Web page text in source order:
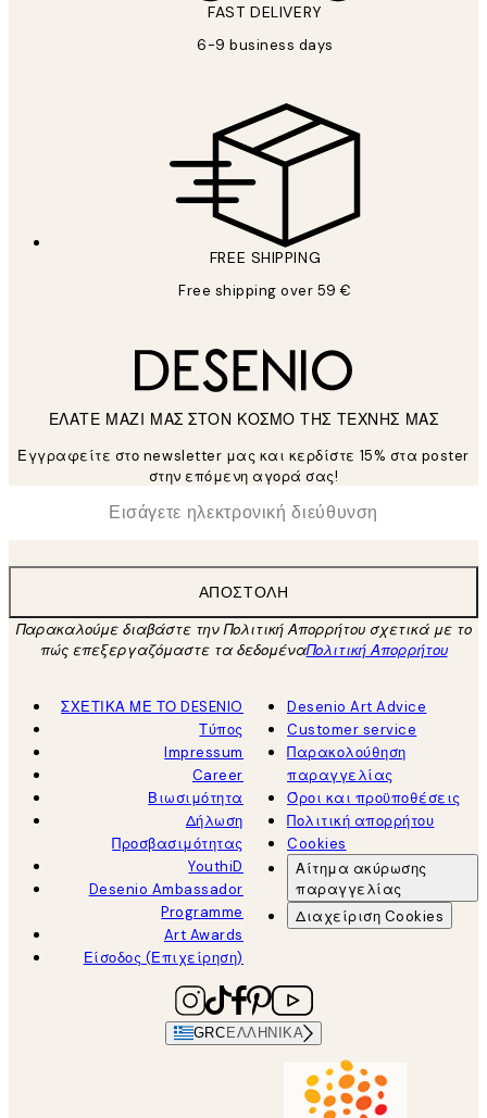
FAST DELIVERY
6-9 business days
FREE SHIPPING
Free shipping over 59 €
ΕΛΑΤΕ ΜΑΖΙ ΜΑΣ ΣΤΟΝ ΚΟΣΜΟ ΤΗΣ ΤΕΧΝΗΣ ΜΑΣ
Εγγραφείτε στο newsletter μας και κερδίστε 15% στα poster
στην επόμενη αγορά σας!
Ηλεκτρονική Διεύθυνση
ΑΠΟΣΤΟΛΉ
Παρακαλούμε διαβάστε την Πολιτική Απορρήτου σχετικά με το
πώς επεξεργαζόμαστε τα δεδομέναΠολιτική Απορρήτου
ΣΧΕΤΙΚΑ ΜΕ ΤΟ DESENIO
Τύπος
Impressum
Career
Βιωσιμότητα
Δήλωση
Προσβασιμότητας
YouthiD
Desenio Ambassador
Programme
Art Awards
Είσοδος (Επιχείρηση)
Desenio Art Advice
Customer service
Παρακολούθηση
παραγγελίας
Όροι και προϋποθέσεις
Πολιτική απορρήτου
Cookies
Αίτημα ακύρωσης
παραγγελίας
Διαχείριση Cookies
GRC ΕΛΛΗΝΙΚΆ